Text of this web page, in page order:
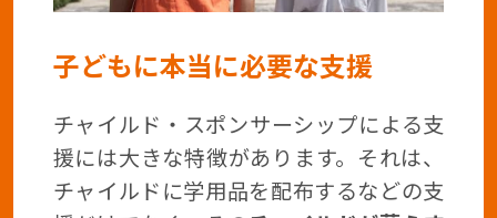
子どもに本当に必要な支援
チャイルド・スポンサーシップによる支
援には大きな特徴があります。それは、
チャイルドに学用品を配布するなどの支